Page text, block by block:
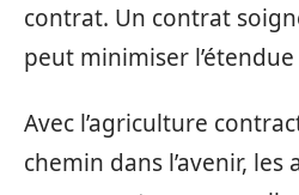
contrat. Un contrat
peut minimiser
Avec l’agriculture
chemin dans l’avenir,